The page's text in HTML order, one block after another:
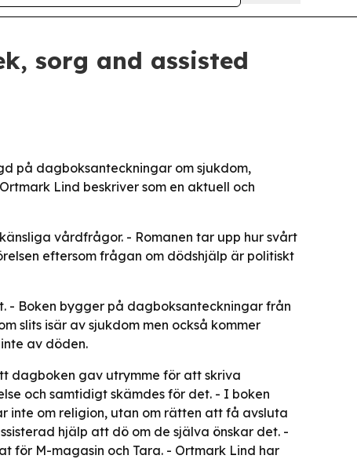
sorg and assisted
på dagboksanteckningar om sjukdom,
Lind beskriver som en aktuell och
vårdfrågor. - Romanen tar upp hur svårt
eftersom frågan om dödshjälp är politiskt
- Boken bygger på dagboksanteckningar från
slits isär av sjukdom men också kommer
av döden.
dagboken gav utrymme för att skriva
och samtidigt skämdes för det. - I boken
inte om religion, utan om rätten att få avsluta
hjälp att dö om de själva önskar det. -
för M-magasin och Tara. - Ortmark Lind har